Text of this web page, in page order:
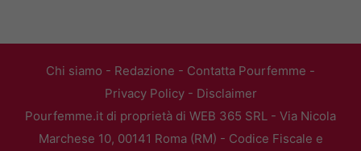
Chi siamo - Redazione - Contatta Pourfemme -
Privacy Policy- Disclaimer
Pourfemme.it di proprietà di WEB 365 SRL - Via Nicola
Marchese 10, 00141 Roma (RM) - Codice Fiscale e